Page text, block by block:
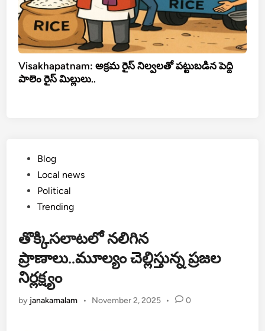
Visakhapatnam: అక్రమ రైస్ నిల్వలతో పట్టుబడిన పెద్ది
పాలెం రైస్ మిల్లులు..
PostedBlog
Local news
Political
Trending
తొక్కిసలాటలో నలిగిన
ప్రాణాలు..మూల్యం చెల్లిస్తున్న ప్రజల
నిర్లక్ష్యం
by janakamalam • November 2, 2025 • 0